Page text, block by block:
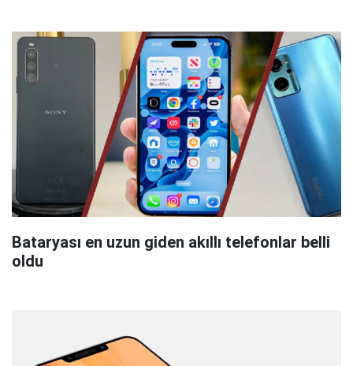
Bataryası en uzun giden akıllı telefonlar belli
oldu